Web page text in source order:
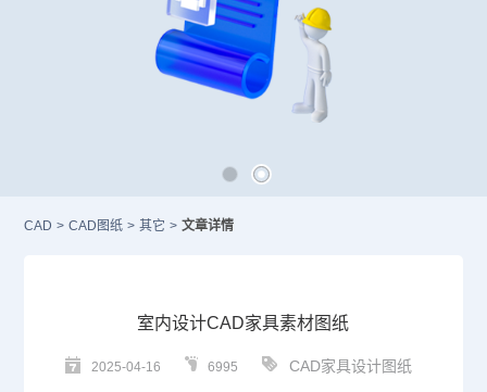
CAD > CAD图纸 > 其它 > 文章详情
室内设计CAD家具素材图纸
2025-04-16 6995 CAD家具设计图纸